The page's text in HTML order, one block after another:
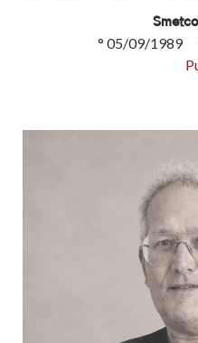
Smetcoren Niels
° 05/09/